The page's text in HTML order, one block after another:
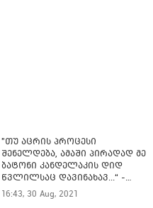
"თუ აცრის პროცესი
შენელდება, ამაში პირადად მე
ბატონი კანდელაკის დიდ
წვლილსაც დავინახავ...“ -
კვესიტაძე
16:43, 30 Aug, 2021